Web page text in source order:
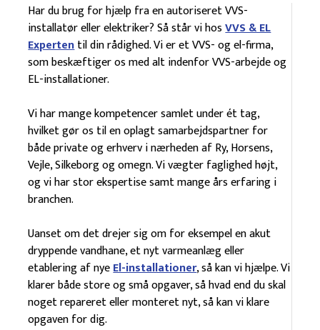
Har du brug for hjælp fra en autoriseret VVS-
installatør eller elektriker? Så står vi hosVVS & EL
Expertentil din rådighed. Vi er et VVS- og el-firma,
som beskæftiger os med alt indenfor VVS-arbejde og
EL-installationer.
Vi har mange kompetencer samlet under ét tag,
hvilket gør os til en oplagt samarbejdspartner for
både private og erhverv i nærheden af Ry, Horsens,
Vejle, Silkeborg og omegn. Vi vægter faglighed højt,
og vi har stor ekspertise samt mange års erfaring i
branchen.
Uanset om det drejer sig om for eksempel en akut
dryppende vandhane, et nyt varmeanlæg eller
etablering af nyeEl-installationer, så kan vi hjælpe. Vi
klarer både store og små opgaver, så hvad end du skal
noget repareret eller monteret nyt, så kan vi klare
opgaven for dig.